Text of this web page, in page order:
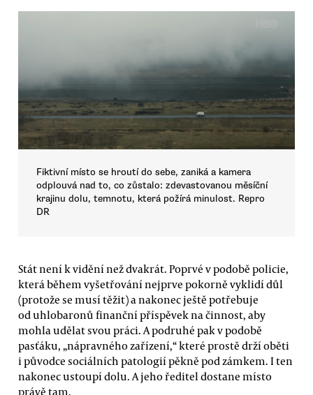
Fiktivní místo se hroutí do sebe, zaniká a kamera
odplouvá nad to, co zůstalo: zdevastovanou měsíční
krajinu dolu, temnotu, která požírá minulost. Repro
DR
Stát není k vidění než dvakrát. Poprvé v podobě policie,
která během vyšetřování nejprve pokorně vyklidí důl
(protože se musí těžit) a nakonec ještě potřebuje
od uhlobaronů finanční příspěvek na činnost, aby
mohla udělat svou práci. A podruhé pak v podobě
pasťáku, „nápravného zařízení,“ které prostě drží oběti
i původce sociálních patologií pěkně pod zámkem. I ten
nakonec ustoupí dolu. A jeho ředitel dostane místo
právě tam.